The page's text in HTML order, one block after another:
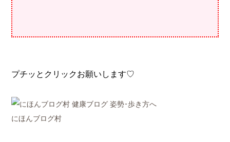
プチッとクリックお願いします♡
にほんブログ村